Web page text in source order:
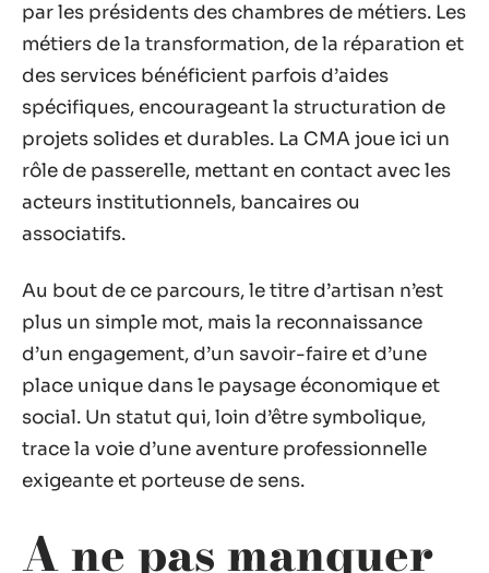
par les présidents des chambres de métiers. Les
métiers de la transformation, de la réparation et
des services bénéficient parfois d’aides
spécifiques, encourageant la structuration de
projets solides et durables. La CMA joue ici un
rôle de passerelle, mettant en contact avec les
acteurs institutionnels, bancaires ou
associatifs.
Au bout de ce parcours, le titre d’artisan n’est
plus un simple mot, mais la reconnaissance
d’un engagement, d’un savoir-faire et d’une
place unique dans le paysage économique et
social. Un statut qui, loin d’être symbolique,
trace la voie d’une aventure professionnelle
exigeante et porteuse de sens.
A ne pas manquer